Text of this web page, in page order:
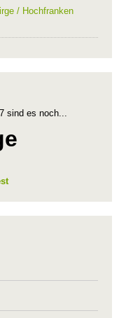
/ Hochfranken
sind es noch...